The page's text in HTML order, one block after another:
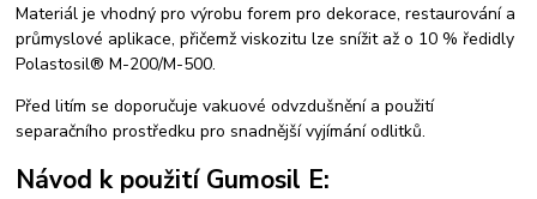
Materiál je vhodný pro výrobu forem pro dekorace, restaurování a
průmyslové aplikace, přičemž viskozitu lze snížit až o 10 % ředidly
Polastosil® M-200/M-500.
Před litím se doporučuje vakuové odvzdušnění a použití
separačního prostředku pro snadnější vyjímání odlitků.
Návod k použití Gumosil E: